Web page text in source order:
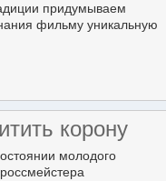
придумываем
фильму уникальную
корону
молодого